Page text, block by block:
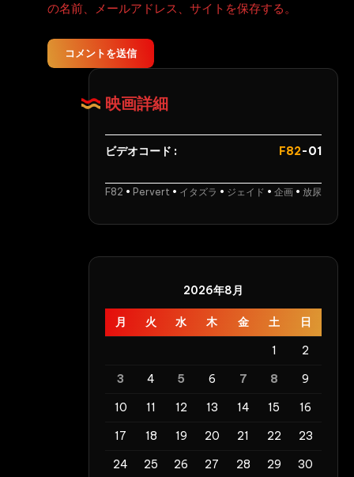
開
っ、
強
ー
Part1
美
の名前、メールアドレス、サイトを保存する。
コメントを送信
映画詳細
ビデオコード : F82-01
F82 • Pervert • イタズラ • ジェイド • 企画 • 放尿
2026年8月
月 火 水 木 金 土
日
1
2
3
4 5 6 7 8
9
10
11 12 13 14 15
16
17
18 19 20 21 22
23
24
25 26 27 28 29 30